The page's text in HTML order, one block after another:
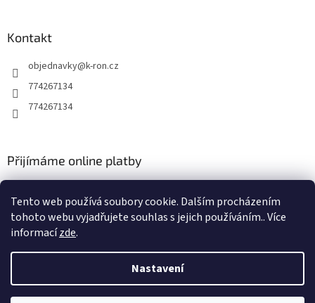
Tento web používá soubory cookie. Dalším procházením
tohoto webu vyjadřujete souhlas s jejich používáním.. Více
informacízde.
Nastavení
Kontakt
objednavky@k-ron.cz
774267134
774267134
Přijímáme online platby